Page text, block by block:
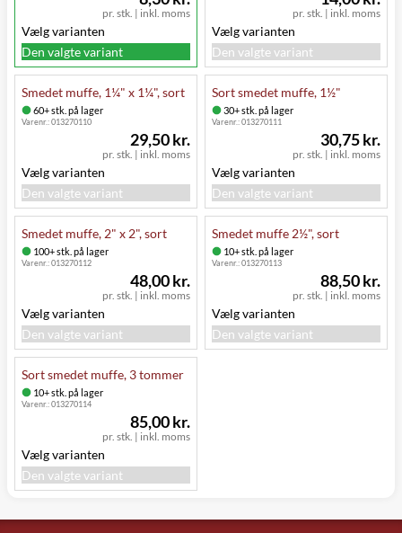
pr. stk. | inkl. moms
Vælg varianten
Den valgte variant
pr. stk. | inkl. moms
Vælg varianten
Den valgte variant
Smedet muffe, 1¼" x 1¼", sort
60+ stk. på lager
Varenr.:013270110
pr. stk. | inkl. moms
29,50 kr.
Vælg varianten
Den valgte variant
Sort smedet muffe, 1½"
30+ stk. på lager
Varenr.:013270111
pr. stk. | inkl. moms
30,75 kr.
Vælg varianten
Den valgte variant
Smedet muffe, 2" x 2", sort
100+ stk. på lager
Varenr.:013270112
pr. stk. | inkl. moms
48,00 kr.
Vælg varianten
Den valgte variant
Smedet muffe 2½", sort
10+ stk. på lager
Varenr.:013270113
pr. stk. | inkl. moms
88,50 kr.
Vælg varianten
Den valgte variant
Sort smedet muffe, 3 tommer
10+ stk. på lager
Varenr.:013270114
pr. stk. | inkl. moms
85,00 kr.
Vælg varianten
Den valgte variant